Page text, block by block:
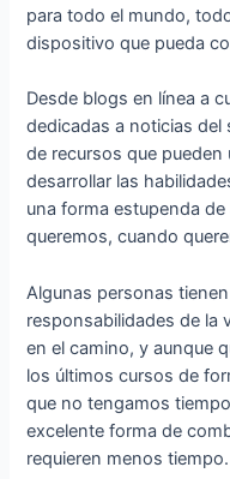
para todo el mundo,
dispositivo que pueda
Desde blogs en línea a
dedicadas a noticias del
de recursos que pueden
desarrollar las
una forma estupenda
queremos, cuando
Algunas personas
responsabilidades de la
en el camino, y aunque
los últimos cursos de
que no tengamos
excelente forma de
requieren menos tiempo.